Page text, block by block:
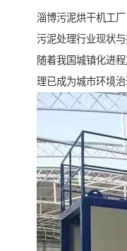
淄博污泥烘干机工
污泥处理行业现状
随着我国城镇化进
理已成为城市环境治